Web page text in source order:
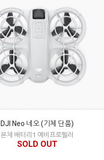
DJI Neo 네오 (기체 단품)
본체 배터리1 예비프로펠러
SOLD OUT